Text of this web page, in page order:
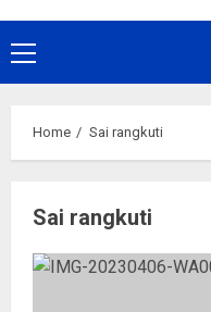
Primary
Menu
Home Sai rangkuti
Sai rangkuti